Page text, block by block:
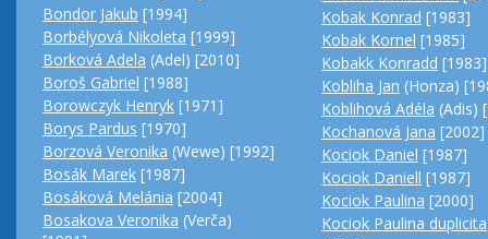
Bondor Jakub [1994]
Borbélyová Nikoleta [1999]
Borková Adela (Adel) [2010]
Boroš Gabriel [1988]
Borowczyk Henryk [1971]
Borys Pardus [1970]
Borzová Veronika (Wewe) [1992]
Bosák Marek [1987]
Bosáková Melánia [2004]
Bosakova Veronika (Verča)
Kobak Konrad [1983]
Kobak Kornel [1985]
Kobakk Konradd [1983]
Kobliha Jan (Honza)
Koblihová Adéla (Adis)
Kochanová Jana [2002]
Kociok Daniel [1987]
Kociok Daniell [1987]
Kociok Paulina [2000]
Kociok Paulina duplicita